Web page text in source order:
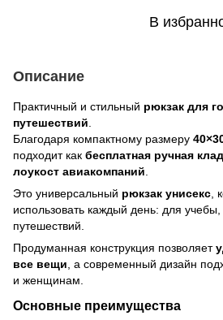
В
Описание
Практичный и стильный рюкзак для
путешествий
Благодаря компактному размеру
подходит как бесплатная ручная
лоукост авиакомпаний
Это универсальный рюкзак унисекс ,
использовать каждый день: для
путешествий.
Продуманная конструкция позволяет
все вещи , а современный дизайн
и женщинам.
Основные преимущества